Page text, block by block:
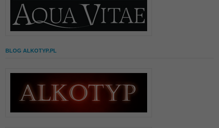
BLOG ALKOTYP.PL